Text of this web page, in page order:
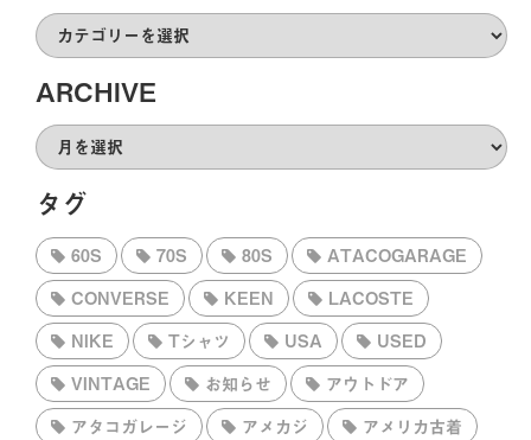
CATEGORY
ARCHIVE
ARCHIVE
タグ
60S 70S 80S
ATACOGARAGE
CONVERSE
KEEN
LACOSTE
NIKE
Tシャツ USA
USED
VINTAGE
お知らせ
アウトドア
アタコガレージ
アメカジ
アメリカ古着